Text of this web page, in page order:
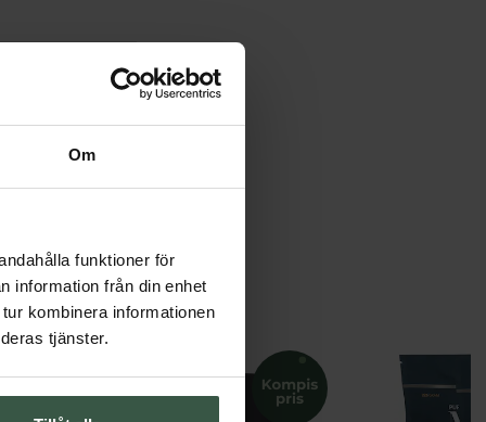
Om
funktioner för
information från din enhet
kombinera informationen
tjänster.